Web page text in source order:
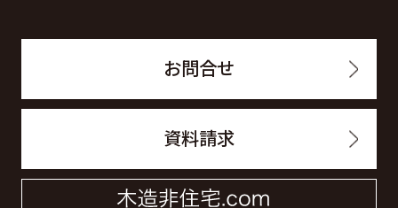
お問合せ
資料請求